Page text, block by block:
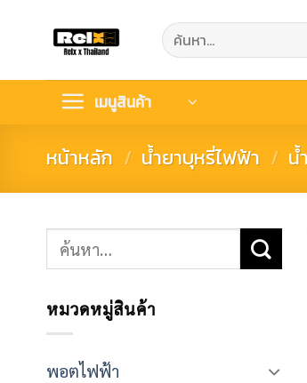
ค้นหา:
เมนูสินค้า
หน้าหลัก / น้ำยาบุหรี่ไฟฟ้า / น้
ค้นหา:
หมวดหมู่สินค้า
พอตไฟฟ้า